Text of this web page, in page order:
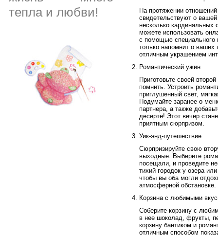
тепла и любви!
На протяжении
свидетельствуют о
несколько кардинальных
можете использовать
с помощью специального
только напомнит о
отличным украшением
Романтический ужин
Приготовьте своей
помнить. Устроить
приглушенный свет,
Подумайте заранее о
партнера, а также
десерте! Этот вечер
приятным сюрпризом.
Уик-энд-путешествие
Сюрпризируйте свою
выходные. Выберите
посещали, и проведите
тихий городок у озера
чтобы вы оба могли
атмосферной обстановке.
Корзина с любимыми
Соберите корзину с
в нее шоколад, фрукты,
корзину бантиком и
отличным способом